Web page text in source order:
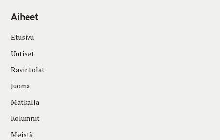
Aiheet
Etusivu
Uutiset
Ravintolat
Juoma
Matkalla
Kolumnit
Meistä